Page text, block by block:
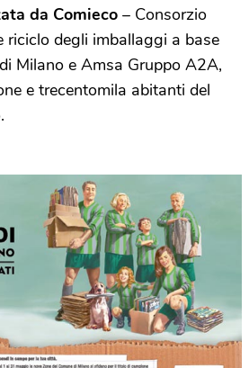
da Comieco – Consorzio
riciclo degli imballaggi a base
Milano e Amsa Gruppo A2A,
e trecentomila abitanti del